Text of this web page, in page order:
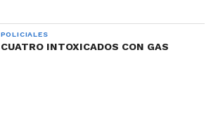
POLICIALES
CUATRO INTOXICADOS CON GAS